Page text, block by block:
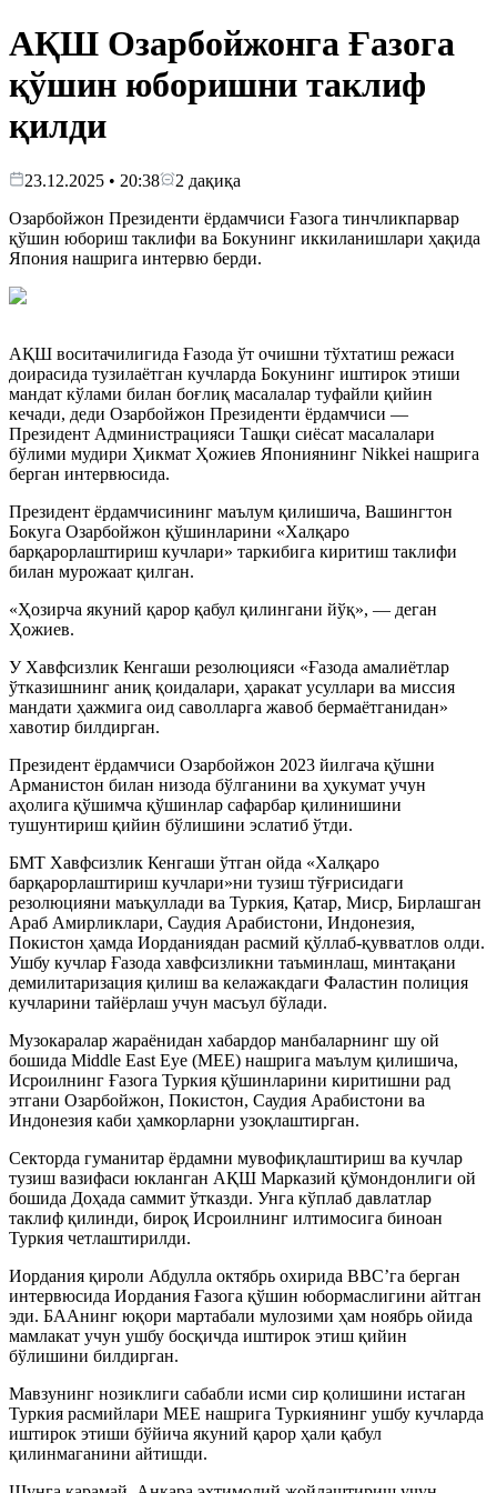
АҚШ Озарбойжонга Ғазога
қўшин юборишни таклиф
қилди
23.12.2025 • 20:38 2 дақиқа
Озарбойжон Президенти ёрдамчиси Ғазога тинчликпарвар
қўшин юбориш таклифи ва Бокунинг иккиланишлари ҳақида
Япония нашрига интервю берди.
​АҚШ воситачилигида Ғазода ўт очишни тўхтатиш режаси
доирасида тузилаётган кучларда Бокунинг иштирок этиши
мандат кўлами билан боғлиқ масалалар туфайли қийин
кечади, деди Озарбойжон Президенти ёрдамчиси —
Президент Администрацияси Ташқи сиёсат масалалари
бўлими мудири Ҳикмат Ҳожиев Япониянинг Nikkei нашрига
берган интервюсида.
​Президент ёрдамчисининг маълум қилишича, Вашингтон
Бокуга Озарбойжон қўшинларини «Халқаро
барқарорлаштириш кучлари» таркибига киритиш таклифи
билан мурожаат қилган.
«Ҳозирча якуний қарор қабул қилингани йўқ», — деган
Ҳожиев.
​У Хавфсизлик Кенгаши резолюцияси «Ғазода амалиётлар
ўтказишнинг аниқ қоидалари, ҳаракат усуллари ва миссия
мандати ҳажмига оид саволларга жавоб бермаётганидан»
хавотир билдирган.
​Президент ёрдамчиси Озарбойжон 2023 йилгача қўшни
Арманистон билан низода бўлганини ва ҳукумат учун
аҳолига қўшимча қўшинлар сафарбар қилинишини
тушунтириш қийин бўлишини эслатиб ўтди.
​БМТ Хавфсизлик Кенгаши ўтган ойда «Халқаро
барқарорлаштириш кучлари»ни тузиш тўғрисидаги
резолюцияни маъқуллади ва Туркия, Қатар, Миср, Бирлашган
Араб Амирликлари, Саудия Арабистони, Индонезия,
Покистон ҳамда Иорданиядан расмий қўллаб-қувватлов олди.
Ушбу кучлар Ғазода хавфсизликни таъминлаш, минтақани
демилитаризация қилиш ва келажакдаги Фаластин полиция
кучларини тайёрлаш учун масъул бўлади.
​Музокаралар жараёнидан хабардор манбаларнинг шу ой
бошида Middle East Eye (MEE) нашрига маълум қилишича,
Исроилнинг Ғазога Туркия қўшинларини киритишни рад
этгани Озарбойжон, Покистон, Саудия Арабистони ва
Индонезия каби ҳамкорларни узоқлаштирган.
​Секторда гуманитар ёрдамни мувофиқлаштириш ва кучлар
тузиш вазифаси юкланган АҚШ Марказий қўмондонлиги ой
бошида Доҳада саммит ўтказди. Унга кўплаб давлатлар
таклиф қилинди, бироқ Исроилнинг илтимосига биноан
Туркия четлаштирилди.
​Иордания қироли Абдулла октябрь охирида BBC’га берган
интервюсида Иордания Ғазога қўшин юбормаслигини айтган
эди. БААнинг юқори мартабали мулозими ҳам ноябрь ойида
мамлакат учун ушбу босқичда иштирок этиш қийин
бўлишини билдирган.
​Мавзунинг нозиклиги сабабли исми сир қолишини истаган
Туркия расмийлари MEE нашрига Туркиянинг ушбу кучларда
иштирок этиши бўйича якуний қарор ҳали қабул
қилинмаганини айтишди.